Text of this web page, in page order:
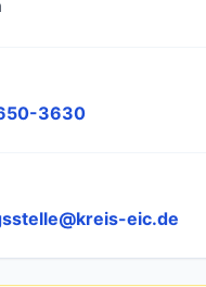
3630
eic.de